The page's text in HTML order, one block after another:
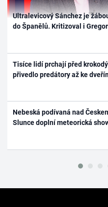
Ultralevicový Sánchez je
do Španělů. Kritizoval i Gregor
Tisíce lidí prchají před
přivedlo predátory až ke
Nebeská podívaná nad
Slunce doplní meteorická